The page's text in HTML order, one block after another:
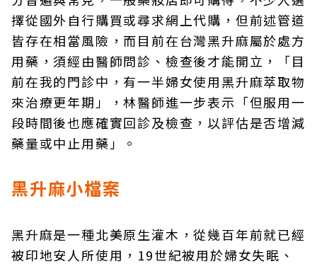
擇從國外自行購買或尋求網上代購，但前述管道
皆存在相當風險，而目前在台灣黑升麻屬於處方
用藥，須經由醫師問診、檢查後才能開立，「目
前在我的門診中，有一半婦女使用黑升麻萃取物
來治療更年期」，林醫師進一步表示「但服用一
段時間後也應確實回診及檢查，以評估是否增減
藥量或中止用藥」。
黑升麻小檔案
黑升麻是一種北美原生灌木，從幾百年前就已經
被印地安人所使用，19世紀被用於婦女失眠、